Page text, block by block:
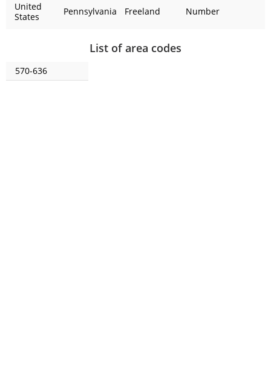
United
States
Pennsylvania Freeland Number
List of area codes
570-636